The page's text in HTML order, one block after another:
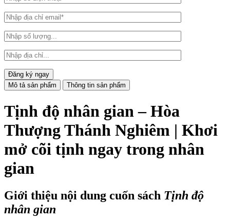
Mô tả sản phẩm Thông tin sản phẩm
Tịnh độ nhân gian – Hòa
Thượng Thánh Nghiêm | Khơi
mở cõi tịnh ngay trong nhân
gian
Giới thiệu nội dung cuốn sách Tịnh độ
nhân gian